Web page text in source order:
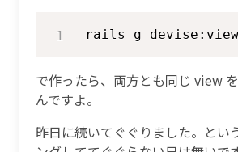
で作ったら、両方とも同じ view
んですよ。
昨日に続いてぐぐりました。とい